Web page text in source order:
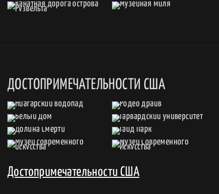
ДОСТОПРИМЕЧАТЕЛЬНОСТИ США
Достопримечательности США